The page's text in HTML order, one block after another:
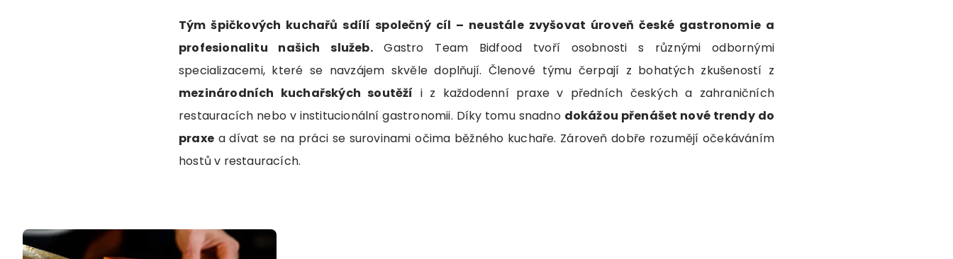
Tým špičkových kuchařů sdílí společný cíl – neustále zvyšovat úroveň české gastronomie a
profesionalitu našich služeb.Gastro Team Bidfood tvoří osobnosti s různými odbornými
specializacemi, které se navzájem skvěle doplňují. Členové týmu čerpají z bohatých zkušeností z
mezinárodních kuchařských soutěží i z každodenní praxe v předních českých a zahraničních
restauracích nebo v institucionální gastronomii. Díky tomu snadno dokážou přenášet nové trendy do
praxe a dívat se na práci se surovinami očima běžného kuchaře. Zároveň dobře rozumějí očekáváním
hostů v restauracích.